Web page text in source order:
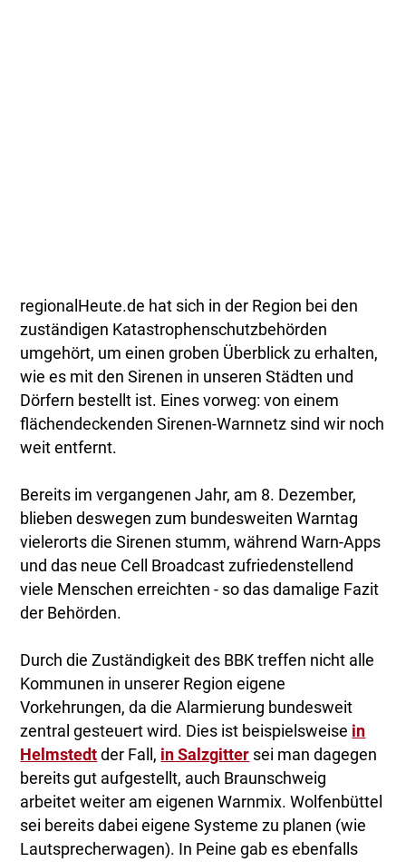
regionalHeute.de hat sich in der Region bei den
zuständigen Katastrophenschutzbehörden
umgehört, um einen groben Überblick zu erhalten,
wie es mit den Sirenen in unseren Städten und
Dörfern bestellt ist. Eines vorweg: von einem
flächendeckenden Sirenen-Warnnetz sind wir noch
weit entfernt.
Bereits im vergangenen Jahr, am 8. Dezember,
blieben deswegen zum bundesweiten Warntag
vielerorts die Sirenen stumm, während Warn-Apps
und das neue Cell Broadcast zufriedenstellend
viele Menschen erreichten - so das damalige Fazit
der Behörden.
Durch die Zuständigkeit des BBK treffen nicht alle
Kommunen in unserer Region eigene
Vorkehrungen, da die Alarmierung bundesweit
zentral gesteuert wird. Dies ist beispielsweise in
Helmstedt der Fall, in Salzgitter sei man dagegen
bereits gut aufgestellt, auch Braunschweig
arbeitet weiter am eigenen Warnmix. Wolfenbüttel
sei bereits dabei eigene Systeme zu planen (wie
Lautsprecherwagen). In Peine gab es ebenfalls